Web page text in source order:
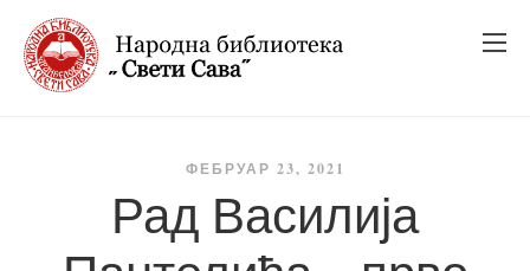
_
_
ФЕБРУАР 23, 2021
Рад Василија